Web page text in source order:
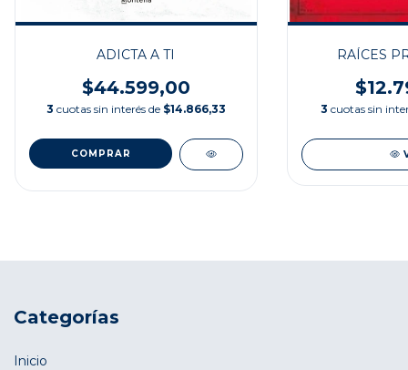
ADICTA A TI
$44.599,00
3 cuotas sin interés de $14.866,33
RAÍCES
3 cuotas sin
Categorías
Inicio